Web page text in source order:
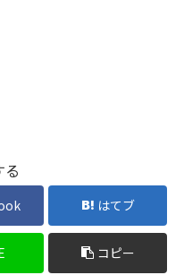
る
はてブ
コピー